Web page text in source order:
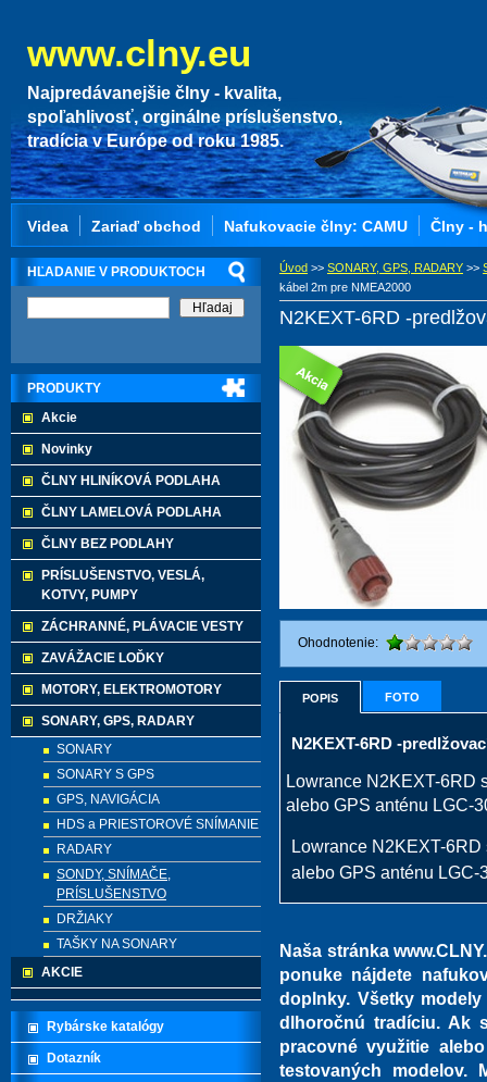
www.clny.eu
Najpredávanejšie člny - kvalita,
spoľahlivosť, orginálne príslušenstvo,
tradícia v Európe od roku 1985.
Úvod >> SONARY, GPS, RADARY >>
kábel 2m pre NMEA2000
N2KEXT-6RD -
Ohodnotenie:
POPIS FOTO
N2KEXT-6RD -
Lowrance N2KEXT-6RD
alebo GPS anténu LGC-
Lowrance N2KEXT-
alebo GPS anténu LGC-
Naša stránka
ponuke nájdete
doplnky. Všetky
dlhoročnú tradíciu. Ak
pracovné využitie
testovaných modelov.
HĽADANIE V PRODUKTOCH
PRODUKTY
Akcie
Novinky
ČLNY HLINÍKOVÁ PODLAHA
ČLNY LAMELOVÁ PODLAHA
ČLNY BEZ PODLAHY
PRÍSLUŠENSTVO, VESLÁ,
KOTVY, PUMPY
ZÁCHRANNÉ, PLÁVACIE VESTY
ZAVÁŽACIE LOĎKY
MOTORY, ELEKTROMOTORY
SONARY, GPS, RADARY
SONARY
SONARY S GPS
GPS, NAVIGÁCIA
HDS a PRIESTOROVÉ SNÍMANIE
RADARY
SONDY, SNÍMAČE,
PRÍSLUŠENSTVO
DRŽIAKY
TAŠKY NA SONARY
AKCIE
Rybárske katalógy
Dotazník
Videa Zariaď obchod Nafukovacie člny: CAMU Člny -